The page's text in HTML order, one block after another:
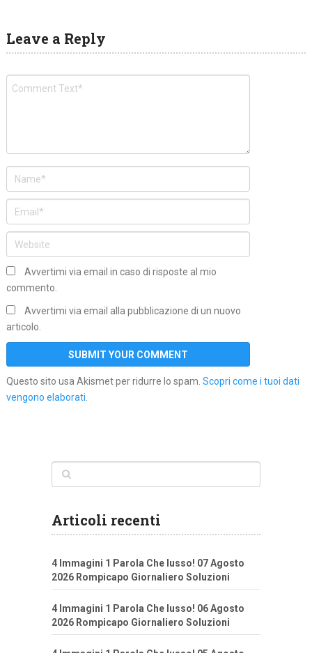
Leave a Reply
Avvertimi via email in caso di risposte al mio
commento.
Avvertimi via email alla pubblicazione di un nuovo
articolo.
Questo sito usa Akismet per ridurre lo spam. Scopri come i tuoi dati
vengono elaborati.
Articoli recenti
4 Immagini 1 Parola Che lusso! 07 Agosto
2026 Rompicapo Giornaliero Soluzioni
4 Immagini 1 Parola Che lusso! 06 Agosto
2026 Rompicapo Giornaliero Soluzioni